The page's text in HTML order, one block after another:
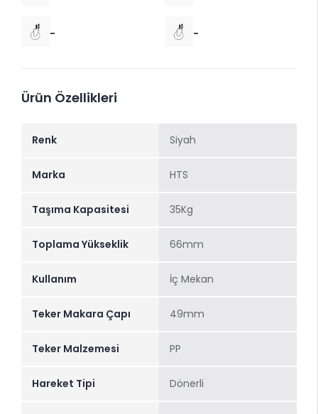
- -
Ürün Özellikleri
Renk Siyah
Marka HTS
Taşıma Kapasitesi 35Kg
Toplama Yükseklik 66mm
Kullanım İç Mekan
Teker Makara Çapı 49mm
Teker Malzemesi PP
Hareket Tipi Dönerli